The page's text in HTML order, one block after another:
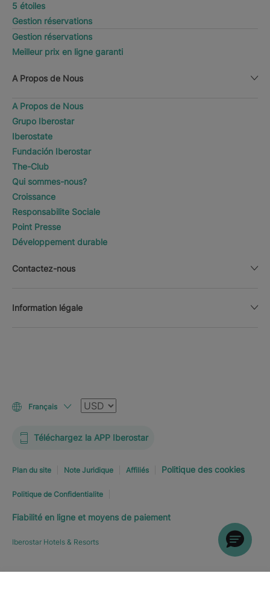
5 étoiles
Gestion réservations
Gestion réservations
Meilleur prix en ligne garanti
A Propos de Nous
A Propos de Nous
Grupo Iberostar
Iberostate
Fundación Iberostar
The-Club
Qui sommes-nous?
Croissance
Responsabilite Sociale
Point Presse
Développement durable
Contactez-nous
Information légale
Français Devise
Téléchargez la APP Iberostar
Plan du site Note Juridique Affiliés Politique des cookies
Politique de Confidentialite
Fiabilité en ligne et moyens de paiement
Iberostar Hotels & Resorts